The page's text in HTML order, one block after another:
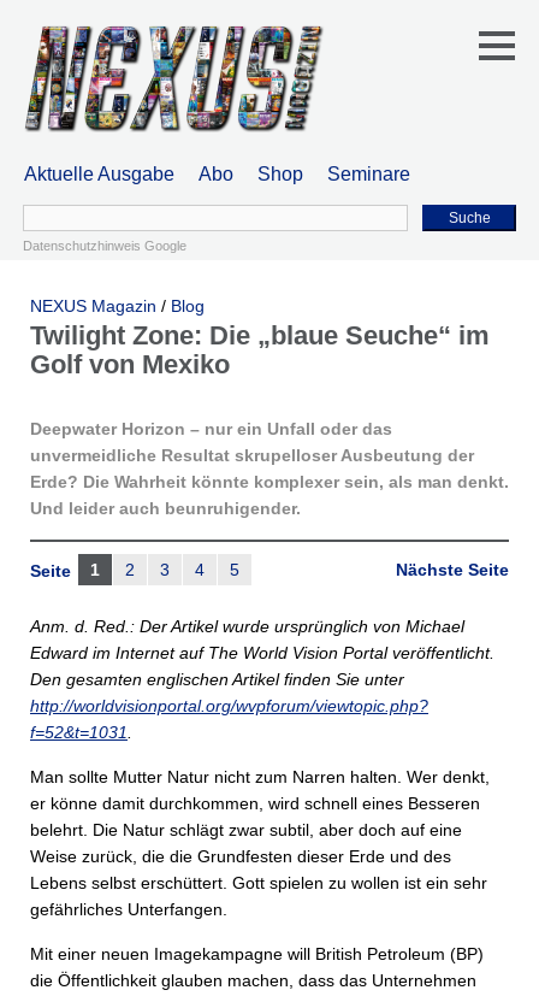
Aktuelle Ausgabe Abo Shop Seminare
Suche
Datenschutzhinweis Google
NEXUS Magazin / Blog
Twilight Zone: Die „blaue Seuche“ im
Golf von Mexiko
Deepwater Horizon – nur ein Unfall oder das
unvermeidliche Resultat skrupelloser Ausbeutung der
Erde? Die Wahrheit könnte komplexer sein, als man denkt.
Und leider auch beunruhigender.
Nächste Seite
Seite 1 2 3 4 5
Anm. d. Red.: Der Artikel wurde ursprünglich von Michael
Edward im Internet auf The World Vision Portal veröffentlicht.
Den gesamten englischen Artikel finden Sie unter
http://worldvisionportal.org/wvpforum/viewtopic.php?
f=52&t=1031
Man sollte Mutter Natur nicht zum Narren halten. Wer denkt,
er könne damit durchkommen, wird schnell eines Besseren
belehrt. Die Natur schlägt zwar subtil, aber doch auf eine
Weise zurück, die die Grundfesten dieser Erde und des
Lebens selbst erschüttert. Gott spielen zu wollen ist ein sehr
gefährliches Unterfangen.
Mit einer neuen Imagekampagne will British Petroleum (BP)
die Öffentlichkeit glauben machen, dass das Unternehmen